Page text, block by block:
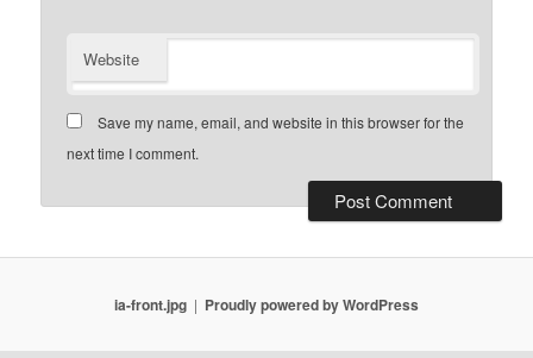
Website
Save my name, email, and website in this browser for the
next time I comment.
ia-front.jpg Proudly powered by WordPress